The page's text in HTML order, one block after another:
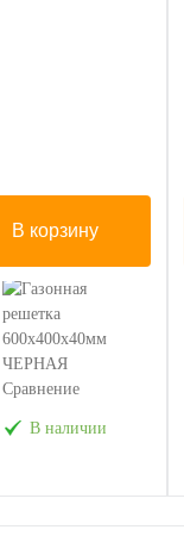
В корзину
Сравнение
В наличии